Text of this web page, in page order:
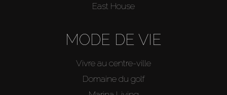
East House
MODE DE VIE
Vivre au centre-ville
Domaine du golf